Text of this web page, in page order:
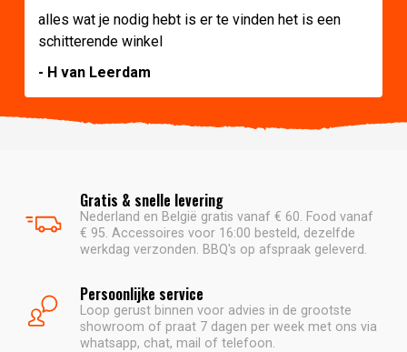
alles wat je nodig hebt is er te vinden het is een
schitterende winkel
- H van Leerdam
Gratis & snelle levering
Nederland en België gratis vanaf € 60. Food vanaf
€ 95. Accessoires voor 16:00 besteld, dezelfde
werkdag verzonden. BBQ's op afspraak geleverd.
Persoonlijke service
Loop gerust binnen voor advies in de grootste
showroom of praat 7 dagen per week met ons via
whatsapp, chat, mail of telefoon.